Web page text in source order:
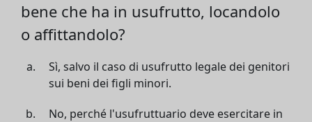
bene che ha in usufrutto, locandolo
o affittandolo?
Sì, salvo il caso di usufrutto legale dei genitori
sui beni dei figli minori.
No, perché l'usufruttuario deve esercitare in